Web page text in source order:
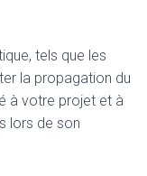
tels que les
la propagation du
à votre projet et à
lors de son